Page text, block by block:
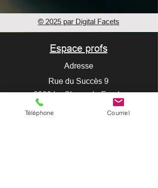
© 2025 par Digital Facets
Espace profs
Adresse
Rue du Succès 9
2300 La Chaux-de-Fonds
Crédits photos : Guillaume Perret / Myriam
Téléphone Courriel